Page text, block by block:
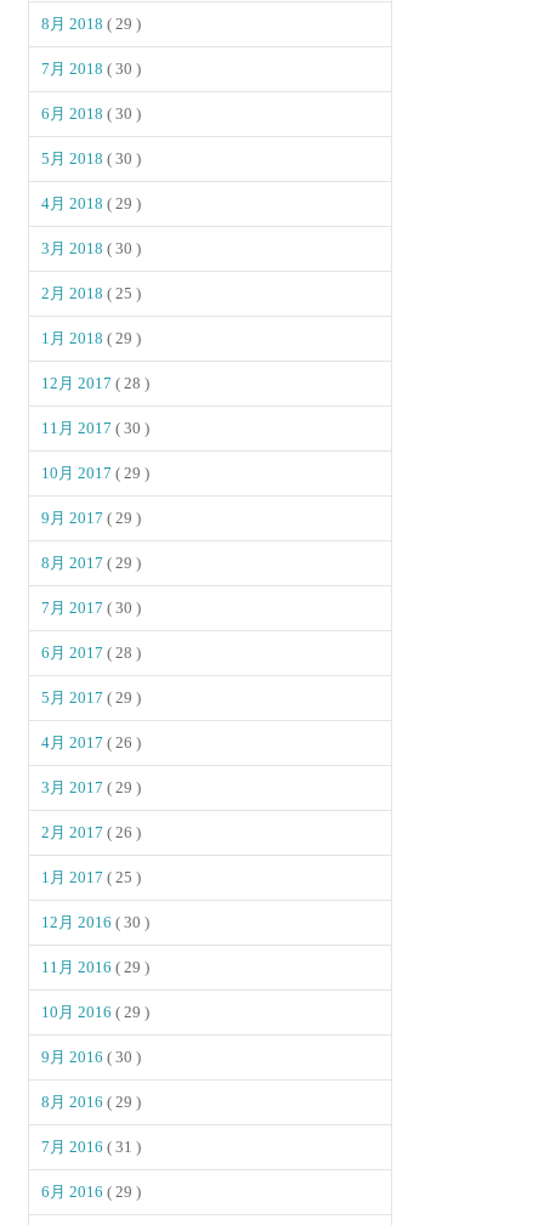
8月 2018( 29 )
7月 2018( 30 )
6月 2018( 30 )
5月 2018( 30 )
4月 2018( 29 )
3月 2018( 30 )
2月 2018( 25 )
1月 2018( 29 )
12月 2017( 28 )
11月 2017( 30 )
10月 2017( 29 )
9月 2017( 29 )
8月 2017( 29 )
7月 2017( 30 )
6月 2017( 28 )
5月 2017( 29 )
4月 2017( 26 )
3月 2017( 29 )
2月 2017( 26 )
1月 2017( 25 )
12月 2016( 30 )
11月 2016( 29 )
10月 2016( 29 )
9月 2016( 30 )
8月 2016( 29 )
7月 2016( 31 )
6月 2016( 29 )